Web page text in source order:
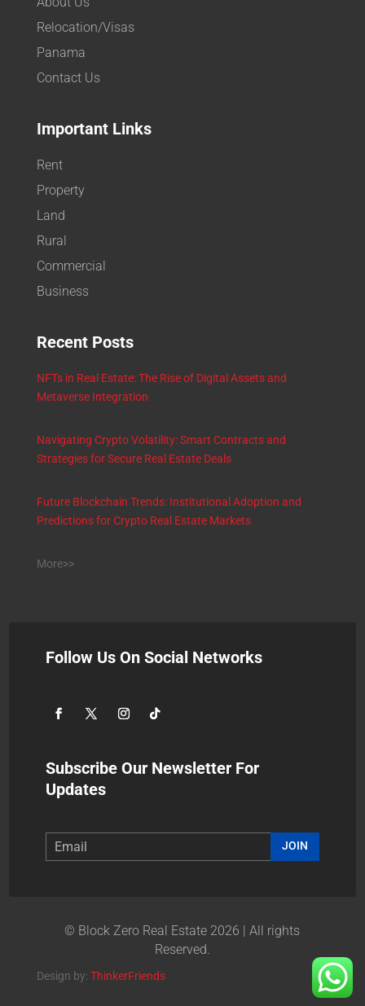
Relocation/Visas
Panama
Contact Us
Important Links
Rent
Property
Land
Rural
Commercial
Business
Recent Posts
NFTs in Real Estate: The Rise of Digital Assets and
Metaverse Integration
Navigating Crypto Volatility: Smart Contracts and
Strategies for Secure Real Estate Deals
Future Blockchain Trends: Institutional Adoption and
Predictions for Crypto Real Estate Markets
More>>
Follow Us On Social Networks
Subscribe Our Newsletter For
Updates
JOIN
© Block Zero Real Estate 2026 | All rights
Reserved.
Design by: ThinkerFriends